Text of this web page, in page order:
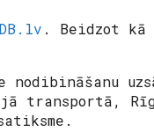
DB.lv . Beidzot kā
nodibināšanu
transportā,